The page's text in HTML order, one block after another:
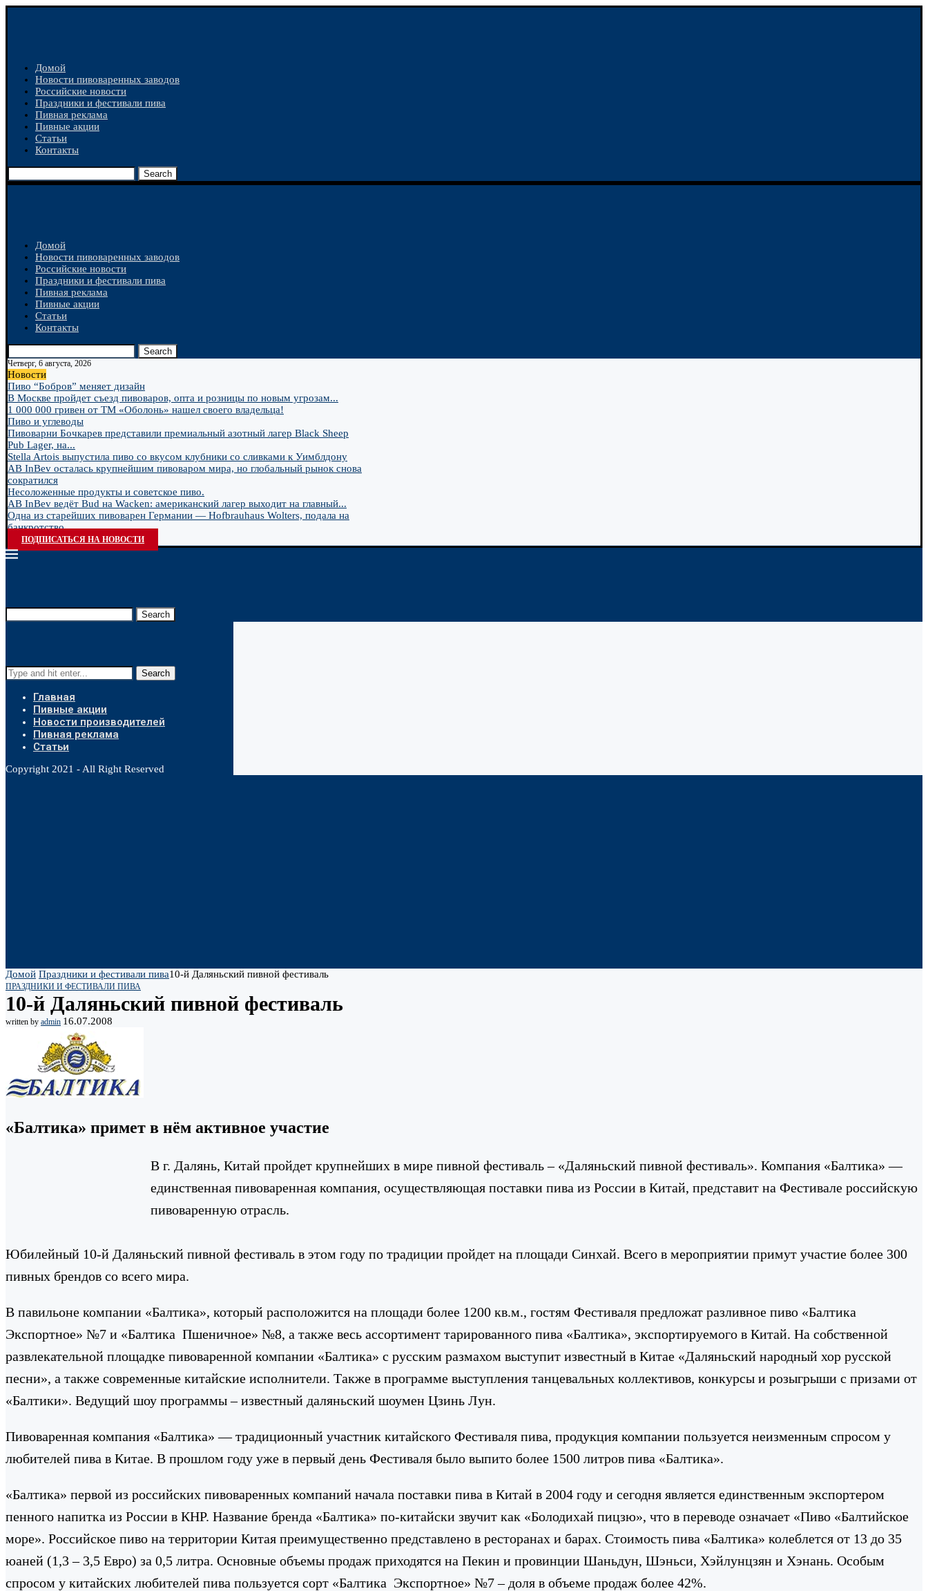
Домой
Новости пивоваренных заводов
Российские новости
Праздники и фестивали пива
Пивная реклама
Пивные акции
Статьи
Контакты
Search
Домой
Новости пивоваренных заводов
Российские новости
Праздники и фестивали пива
Пивная реклама
Пивные акции
Статьи
Контакты
Search
Четверг, 6 августа, 2026
Новости
Пиво “Бобров” меняет дизайн
В Москве пройдет съезд пивоваров, опта и розницы по новым угрозам...
1 000 000 гривен от ТМ «Оболонь» нашел своего владельца!
Пиво и углеводы
Пивоварни Бочкарев представили премиальный азотный лагер Black Sheep
Pub Lager, на...
Stella Artois выпустила пиво со вкусом клубники со сливками к Уимблдону
AB InBev осталась крупнейшим пивоваром мира, но глобальный рынок снова
сократился
Несоложенные продукты и советское пиво.
AB InBev ведёт Bud на Wacken: американский лагер выходит на главный...
Одна из старейших пивоварен Германии — Hofbrauhaus Wolters, подала на
банкротство
ПОДПИСАТЬСЯ НА НОВОСТИ
Search
Search
Главная
Пивные акции
Новости производителей
Пивная реклама
Статьи
Copyright 2021 - All Right Reserved
Домой Праздники и фестивали пива10-й Даляньский пивной фестиваль
ПРАЗДНИКИ И ФЕСТИВАЛИ ПИВА
10-й Даляньский пивной фестиваль
written by admin 16.07.2008
«Балтика» примет в нём активное участие
В г. Далянь, Китай пройдет крупнейших в мире пивной фестиваль – «Даляньский пивной фестиваль». Компания «Балтика» —
единственная пивоваренная компания, осуществляющая поставки пива из России в Китай, представит на Фестивале российскую
пивоваренную отрасль.
Юбилейный 10-й Даляньский пивной фестиваль в этом году по традиции пройдет на площади Синхай. Всего в мероприятии примут участие более 300
пивных брендов со всего мира.
В павильоне компании «Балтика», который расположится на площади более 1200 кв.м., гостям Фестиваля предложат разливное пиво «Балтика
Экспортное» №7 и «Балтика Пшеничное» №8, а также весь ассортимент тарированного пива «Балтика», экспортируемого в Китай. На собственной
развлекательной площадке пивоваренной компании «Балтика» с русским размахом выступит известный в Китае «Даляньский народный хор русской
песни», а также современные китайские исполнители. Также в программе выступления танцевальных коллективов, конкурсы и розыгрыши с призами от
«Балтики». Ведущий шоу программы – известный даляньский шоумен Цзинь Лун.
Пивоваренная компания «Балтика» — традиционный участник китайского Фестиваля пива, продукция компании пользуется неизменным спросом у
любителей пива в Китае. В прошлом году уже в первый день Фестиваля было выпито более 1500 литров пива «Балтика».
«Балтика» первой из российских пивоваренных компаний начала поставки пива в Китай в 2004 году и сегодня является единственным экспортером
пенного напитка из России в КНР. Название бренда «Балтика» по-китайски звучит как «Болодихай пицзю», что в переводе означает «Пиво «Балтийское
море». Российское пиво на территории Китая преимущественно представлено в ресторанах и барах. Стоимость пива «Балтика» колеблется от 13 до 35
юаней (1,3 – 3,5 Евро) за 0,5 литра. Основные объемы продаж приходятся на Пекин и провинции Шаньдун, Шэньси, Хэйлунцзян и Хэнань. Особым
спросом у китайских любителей пива пользуется сорт «Балтика Экспортное» №7 – доля в объеме продаж более 42%.